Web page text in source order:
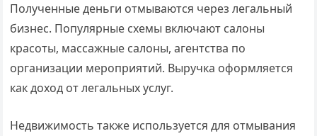
Полученные деньги отмываются через легальный
бизнес. Популярные схемы включают салоны
красоты, массажные салоны, агентства по
организации мероприятий. Выручка оформляется
как доход от легальных услуг.
Недвижимость также используется для отмывания